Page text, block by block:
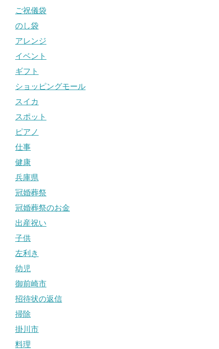
ご祝儀袋
のし袋
アレンジ
イベント
ギフト
ショッピングモール
スイカ
スポット
ピアノ
仕事
健康
兵庫県
冠婚葬祭
冠婚葬祭のお金
出産祝い
子供
左利き
幼児
御前崎市
招待状の返信
掃除
掛川市
料理